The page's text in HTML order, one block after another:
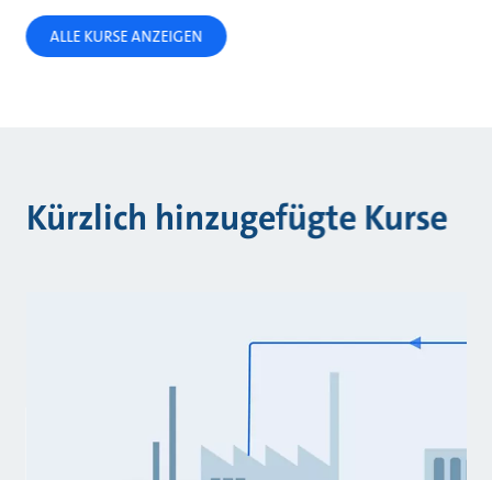
ALLE KURSE ANZEIGEN
Kürzlich hinzugefügte Kurse